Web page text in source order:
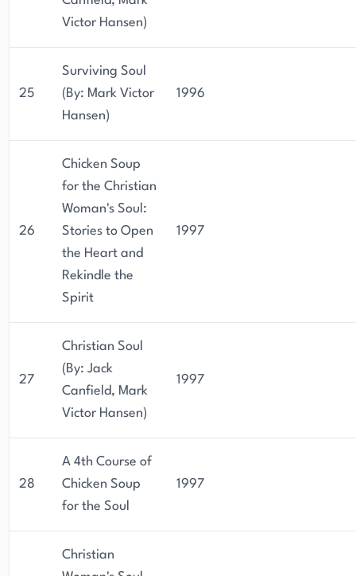
Victor Hansen)
25
Surviving Soul
(By: Mark Victor
Hansen)
1996
26
Chicken Soup
for the Christian
Woman's Soul:
Stories to Open
the Heart and
Rekindle the
Spirit
1997
27
Christian Soul
(By: Jack
Canfield, Mark
Victor Hansen)
1997
28
A 4th Course of
Chicken Soup
for the Soul
1997
Christian